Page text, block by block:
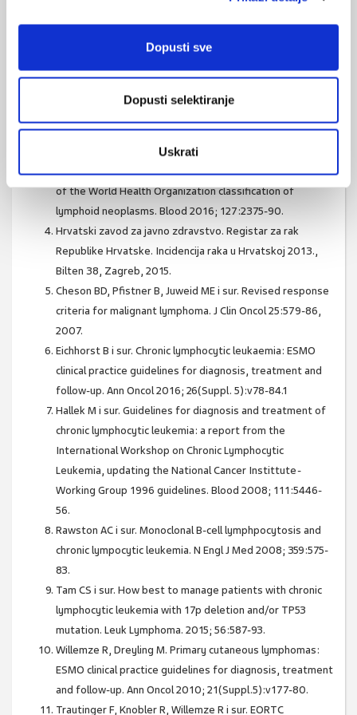
Dopusti sve
Dopusti selektiranje
Uskrati
limfoma - drugi hrvatski konsenzus. Liječ Vjesn 2013;
135:63-76.
Stein H, Thiele J, Vardiman JW. WHO classification of
tumours of haematopoietic and lymphoid tissues. IARC,
Swerdlow SH, Campo E, Pileri SA i sur. The 2016 revision
of the World Health Organization classification of
lymphoid neoplasms. Blood 2016; 127:2375-90.
Hrvatski zavod za javno zdravstvo. Registar za rak
Republike Hrvatske. Incidencija raka u Hrvatskoj 2013.,
Bilten 38, Zagreb, 2015.
Cheson BD, Pfistner B, Juweid ME i sur. Revised response
criteria for malignant lymphoma. J Clin Oncol 25:579-86,
2007.
Eichhorst B i sur. Chronic lymphocytic leukaemia: ESMO
clinical practice guidelines for diagnosis, treatment and
follow-up. Ann Oncol 2016; 26(Suppl. 5):v78-84.1
Hallek M i sur. Guidelines for diagnosis and treatment of
chronic lymphocytic leukemia: a report from the
International Workshop on Chronic Lymphocytic
Leukemia, updating the National Cancer Instittute-
Working Group 1996 guidelines. Blood 2008; 111:5446-
56.
Rawston AC i sur. Monoclonal B-cell lymphpocytosis and
chronic lympocytic leukemia. N Engl J Med 2008; 359:575-
83.
Tam CS i sur. How best to manage patients with chronic
lymphocytic leukemia with 17p deletion and/or TP53
mutation. Leuk Lymphoma. 2015; 56:587-93.
Willemze R, Dreyling M. Primary cutaneous lymphomas:
ESMO clinical practice guidelines for diagnosis, treatment
and follow-up. Ann Oncol 2010; 21(Suppl.5):v177-80.
Trautinger F, Knobler R, Willemze R i sur. EORTC